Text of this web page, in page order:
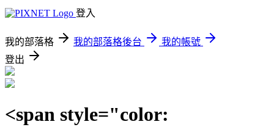
登入
我的部落格 我的部落格後台
我的帳號
登出
<span style="color: